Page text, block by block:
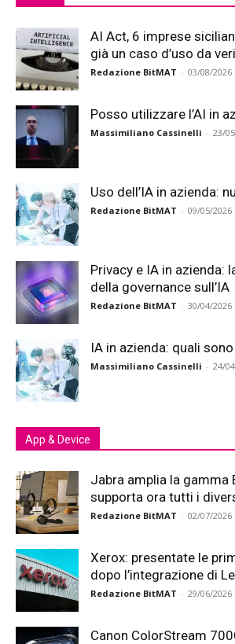
AI Act, 6 imprese
già un caso d’uso da
Redazione BitMAT - 03/08/2026
Posso utilizzare l’AI in
Massimiliano Cassinelli - 23/
Uso dell’IA in azienda:
Redazione BitMAT - 09/05/2026
Privacy e IA in azienda:
della governance sull’IA
Redazione BitMAT - 30/04/2026
IA in azienda: quali
Massimiliano Cassinelli - 24/
App & Device
Jabra amplia la gamma
supporta ora tutti i
Redazione BitMAT - 02/07/2026
Xerox: presentate le
dopo l’integrazione di
Redazione BitMAT - 29/06/2026
Canon ColorStream